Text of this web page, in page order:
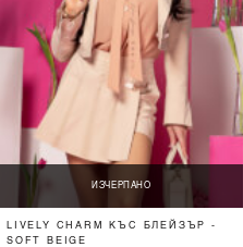
ИЗЧЕРПАНО
LIVELY CHARM КЪС БЛЕЙЗЪР -
SOFT BEIGE